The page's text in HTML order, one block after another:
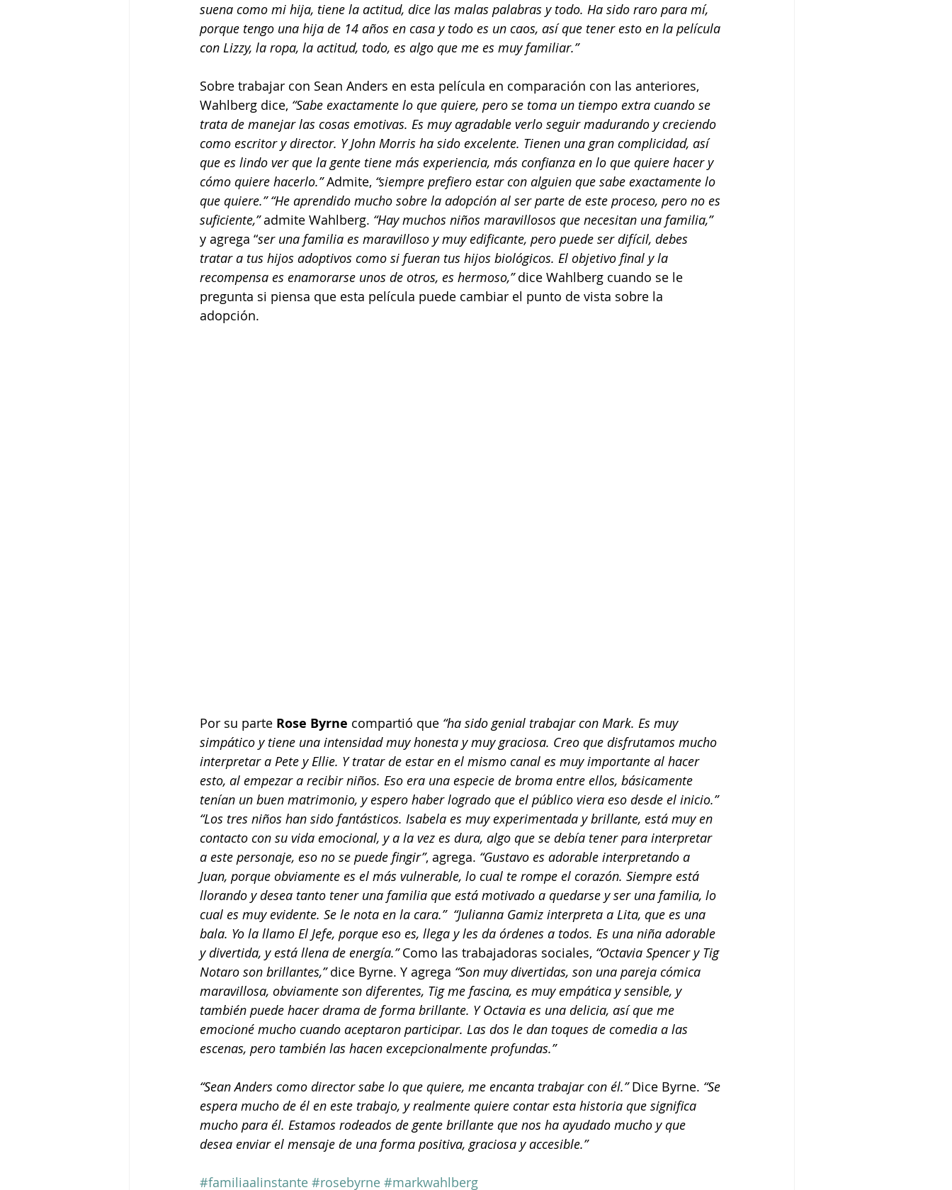
suena como mi hija, tiene la actitud, dice las malas palabras y todo. Ha sido raro para mí,
porque tengo una hija de 14 años en casa y todo es un caos, así que tener esto en la película
con Lizzy, la ropa, la actitud, todo, es algo que me es muy familiar.”
Sobre trabajar con Sean Anders en esta película en comparación con las anteriores,
Wahlberg dice, “Sabe exactamente lo que quiere, pero se toma un tiempo extra cuando se
trata de manejar las cosas emotivas. Es muy agradable verlo seguir madurando y creciendo
como escritor y director. Y John Morris ha sido excelente. Tienen una gran complicidad, así
que es lindo ver que la gente tiene más experiencia, más confianza en lo que quiere hacer y
cómo quiere hacerlo.” Admite, “siempre prefiero estar con alguien que sabe exactamente lo
que quiere.” “He aprendido mucho sobre la adopción al ser parte de este proceso, pero no es
suficiente,” admite Wahlberg. “Hay muchos niños maravillosos que necesitan una familia,”
y agrega “ser una familia es maravilloso y muy edificante, pero puede ser difícil, debes
tratar a tus hijos adoptivos como si fueran tus hijos biológicos. El objetivo final y la
recompensa es enamorarse unos de otros, es hermoso,” dice Wahlberg cuando se le
pregunta si piensa que esta película puede cambiar el punto de vista sobre la
adopción.
Por su parte Rose Byrne compartió que “ha sido genial trabajar con Mark. Es muy
simpático y tiene una intensidad muy honesta y muy graciosa. Creo que disfrutamos mucho
interpretar a Pete y Ellie. Y tratar de estar en el mismo canal es muy importante al hacer
esto, al empezar a recibir niños. Eso era una especie de broma entre ellos, básicamente
tenían un buen matrimonio, y espero haber logrado que el público viera eso desde el inicio.”
“Los tres niños han sido fantásticos. Isabela es muy experimentada y brillante, está muy en
contacto con su vida emocional, y a la vez es dura, algo que se debía tener para interpretar
a este personaje, eso no se puede fingir”, agrega. “Gustavo es adorable interpretando a
Juan, porque obviamente es el más vulnerable, lo cual te rompe el corazón. Siempre está
llorando y desea tanto tener una familia que está motivado a quedarse y ser una familia, lo
cual es muy evidente. Se le nota en la cara.”  “Julianna Gamiz interpreta a Lita, que es una
bala. Yo la llamo El Jefe, porque eso es, llega y les da órdenes a todos. Es una niña adorable
y divertida, y está llena de energía.” Como las trabajadoras sociales, “Octavia Spencer y Tig
Notaro son brillantes,” dice Byrne. Y agrega “Son muy divertidas, son una pareja cómica
maravillosa, obviamente son diferentes, Tig me fascina, es muy empática y sensible, y
también puede hacer drama de forma brillante. Y Octavia es una delicia, así que me
emocioné mucho cuando aceptaron participar. Las dos le dan toques de comedia a las
escenas, pero también las hacen excepcionalmente profundas.”
“Sean Anders como director sabe lo que quiere, me encanta trabajar con él.” Dice Byrne. “Se
espera mucho de él en este trabajo, y realmente quiere contar esta historia que significa
mucho para él. Estamos rodeados de gente brillante que nos ha ayudado mucho y que
desea enviar el mensaje de una forma positiva, graciosa y accesible.”
#familiaalinstante #rosebyrne #markwahlberg